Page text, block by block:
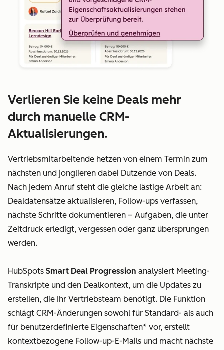
Verlieren Sie keine Deals mehr
durch manuelle CRM-
Aktualisierungen.
Vertriebsmitarbeitende hetzen von einem Termin zum
nächsten und jonglieren dabei Dutzende von Deals.
Nach jedem Anruf steht die gleiche lästige Arbeit an:
Dealdatensätze aktualisieren, Follow-ups verfassen,
nächste Schritte dokumentieren – Aufgaben, die unter
Zeitdruck erledigt, vergessen oder ganz übersprungen
werden.
HubSpots Smart Deal Progression analysiert Meeting-
Transkripte und den Dealkontext, um die Updates zu
erstellen, die Ihr Vertriebsteam benötigt. Die Funktion
schlägt CRM-Änderungen sowohl für Standard- als auch
für benutzerdefinierte Eigenschaften* vor, erstellt
kontextbezogene Follow-up-E-Mails und macht nächste